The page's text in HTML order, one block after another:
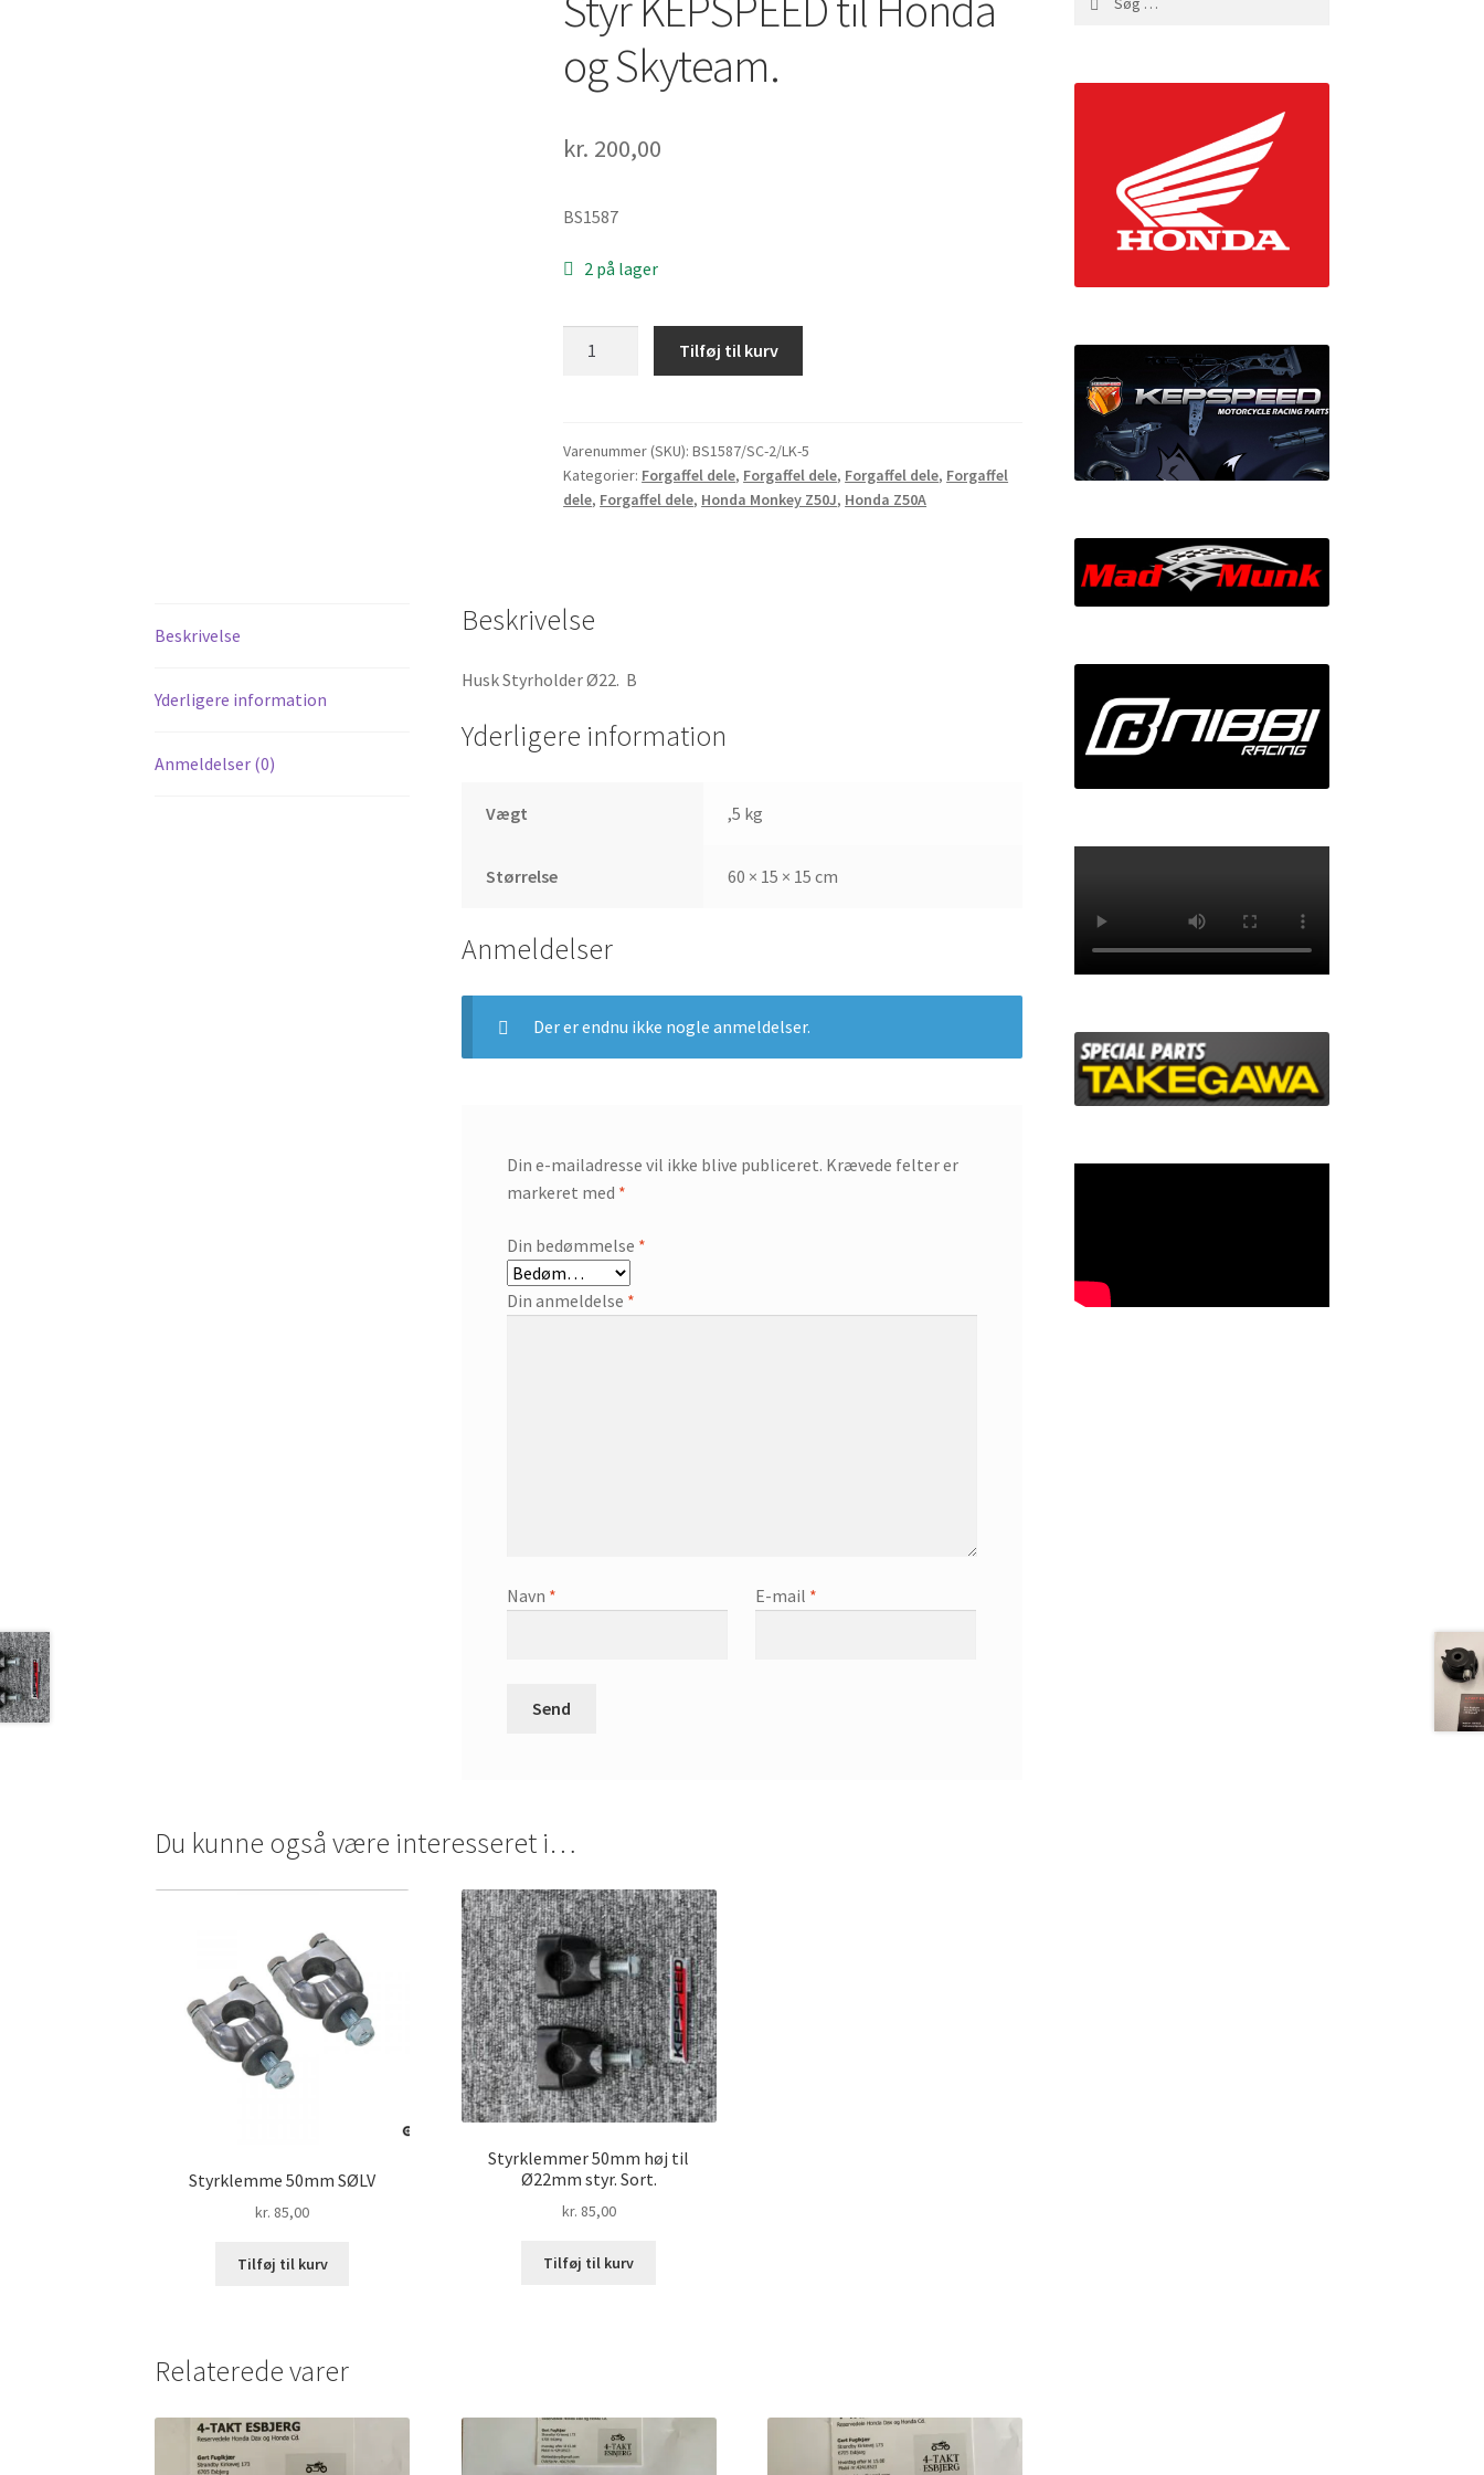
og Skyteam.
kr. 200,00
BS1587
2 på lager
og
Skyteam.
antal
Tilføj til kurv
Varenummer (SKU):BS1587/SC-2/LK-5
Kategorier: Forgaffel dele, Forgaffel dele, Forgaffel dele, Forgaffel
dele, Forgaffel dele, Honda Monkey Z50J, Honda Z50A
Beskrivelse
Yderligere information
Anmeldelser (0)
Beskrivelse
Husk Styrholder Ø22. B
Yderligere information
Vægt ,5 kg
Størrelse 60 × 15 × 15 cm
Anmeldelser
Der er endnu ikke nogle anmeldelser.
Din e-mailadresse vil ikke blive publiceret. Krævede felter er
markeret med *
Din bedømmelse *
Din anmeldelse *
Navn * E-mail *
Du kunne også være interesseret i…
Styrklemme 50mm SØLV
kr. 85,00
Tilføj til kurv
Styrklemmer 50mm høj til
Ø22mm styr. Sort.
kr. 85,00
Tilføj til kurv
Relaterede varer